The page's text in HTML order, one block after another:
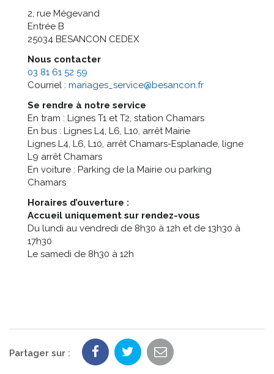
2, rue Mégevand
Entrée B
25034 BESANCON CEDEX
Nous contacter
03 81 61 52 59
Courriel : mariages_service@besancon.fr
Se rendre à notre service
En tram : Lignes T1 et T2, station Chamars
En bus : Lignes L4, L6, L10, arrêt Mairie
Lignes L4, L6, L10, arrêt Chamars-Esplanade, ligne
L9 arrêt Chamars
En voiture : Parking de la Mairie ou parking
Chamars
Horaires d’ouverture :
Accueil uniquement sur rendez-vous
Du lundi au vendredi de 8h30 à 12h et de 13h30 à
17h30
Le samedi de 8h30 à 12h
Partager sur :